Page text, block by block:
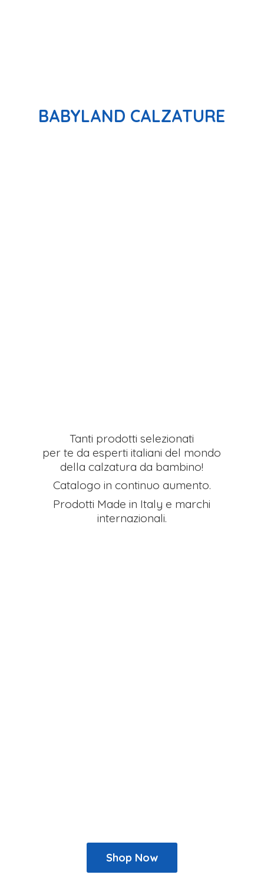
BABYLAND CALZATURE
Tanti prodotti selezionati
per te da esperti italiani del mondo
della calzatura da bambino!
Catalogo in continuo aumento.
Prodotti Made in Italy e marchi
internazionali.
Shop Now